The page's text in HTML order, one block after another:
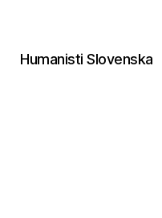
Humanisti Slovenska